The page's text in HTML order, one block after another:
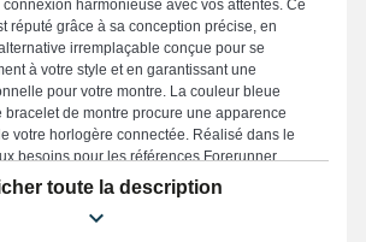
harmonieuse avec vos attentes. Ce
réputé grâce à sa conception précise, en
irremplaçable conçue pour se
à votre style et en garantissant une
pour votre montre. La couleur bleue
bracelet de montre procure une apparence
votre horlogère connectée. Réalisé dans le
besoins pour les références Forerunner
265S, Venu 3S, Move 3S, Active S, Venu
de la marque Garmin, ce produit intègre un
qualité et une expérience utilisateur
toute la description